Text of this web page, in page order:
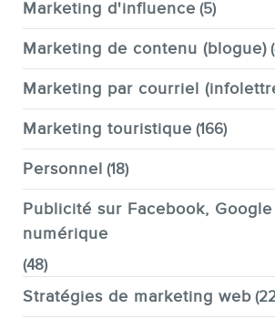
Marketing d'influence (5)
Marketing de contenu (blogue)
Marketing par courriel
Marketing touristique (166)
Personnel (18)
Publicité sur Facebook,
numérique
(48)
Stratégies de marketing web